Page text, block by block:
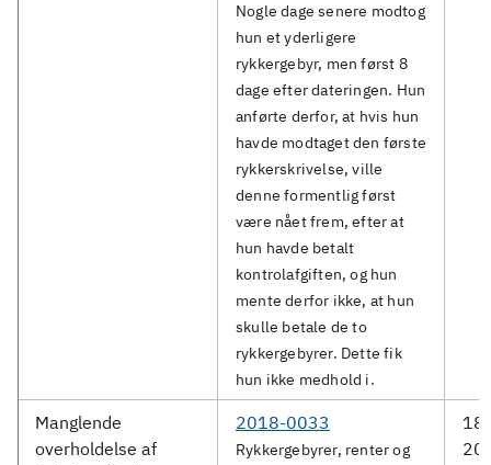
Nogle dage senere modtog
hun et yderligere
rykkergebyr, men først 8
dage efter dateringen. Hun
anførte derfor, at hvis hun
havde modtaget den første
rykkerskrivelse, ville
denne formentlig først
være nået frem, efter at
hun havde betalt
kontrolafgiften, og hun
mente derfor ikke, at hun
skulle betale de to
rykkergebyrer. Dette fik
hun ikke medhold i.
Manglende
overholdelse af
2018-0033
Rykkergebyrer, renter og